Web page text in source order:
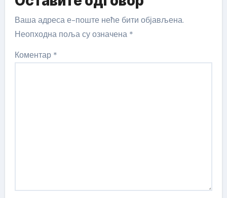
Ваша адреса е-поште неће бити објављена.
Неопходна поља су означена *
Коментар *